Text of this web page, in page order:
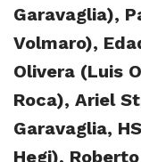
Garavaglia),
Volmaro),
Olivera (Luis
Roca), Ariel
Garavaglia,
Hegi),